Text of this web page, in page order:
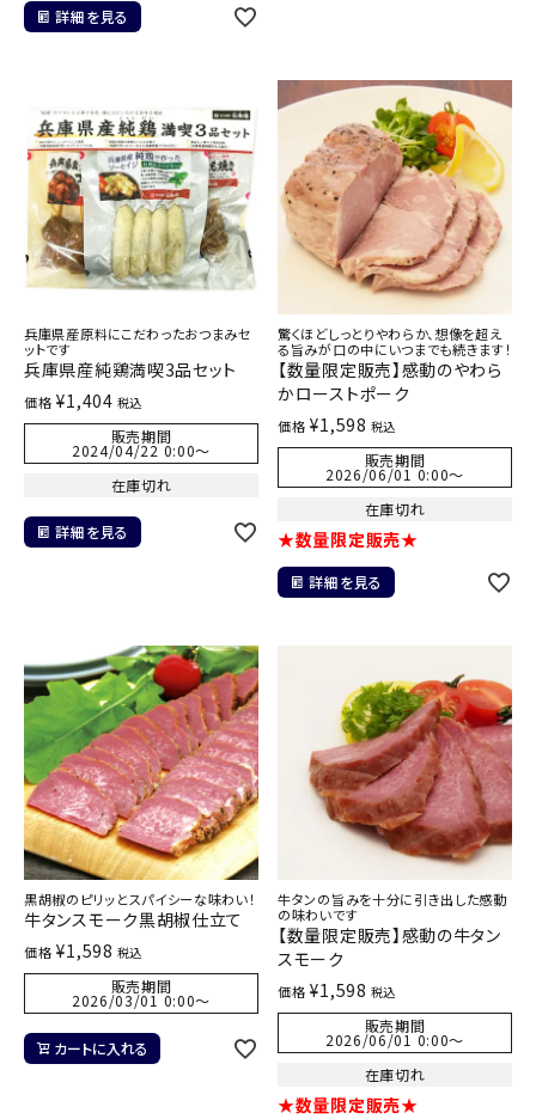
詳細を見る
兵庫県産原料にこだわったおつまみセ
ットです
兵庫県産純鶏満喫3品セット
価格 ¥1,404 税込
販売期間
2024/04/22 0:00〜
在庫切れ
詳細を見る
驚くほどしっとりやわらか、想像を超え
る旨みが口の中にいつまでも続きます！
【数量限定販売】感動のやわら
かローストポーク
価格 ¥1,598 税込
販売期間
2026/06/01 0:00〜
在庫切れ
★数量限定販売★
詳細を見る
黒胡椒のピリッとスパイシーな味わい！
牛タンスモーク黒胡椒仕立て
価格 ¥1,598 税込
販売期間
2026/03/01 0:00〜
カートに入れる
牛タンの旨みを十分に引き出した感動
の味わいです
【数量限定販売】感動の牛タン
スモーク
価格 ¥1,598 税込
販売期間
2026/06/01 0:00〜
在庫切れ
★数量限定販売★